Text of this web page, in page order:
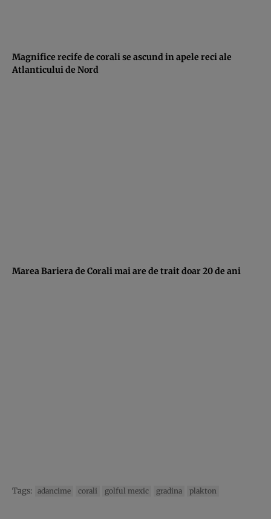
Magnifice recife de corali se ascund in apele reci ale
Atlanticului de Nord
Marea Bariera de Corali mai are de trait doar 20 de ani
Tags: adancime corali golful mexic gradina plakton